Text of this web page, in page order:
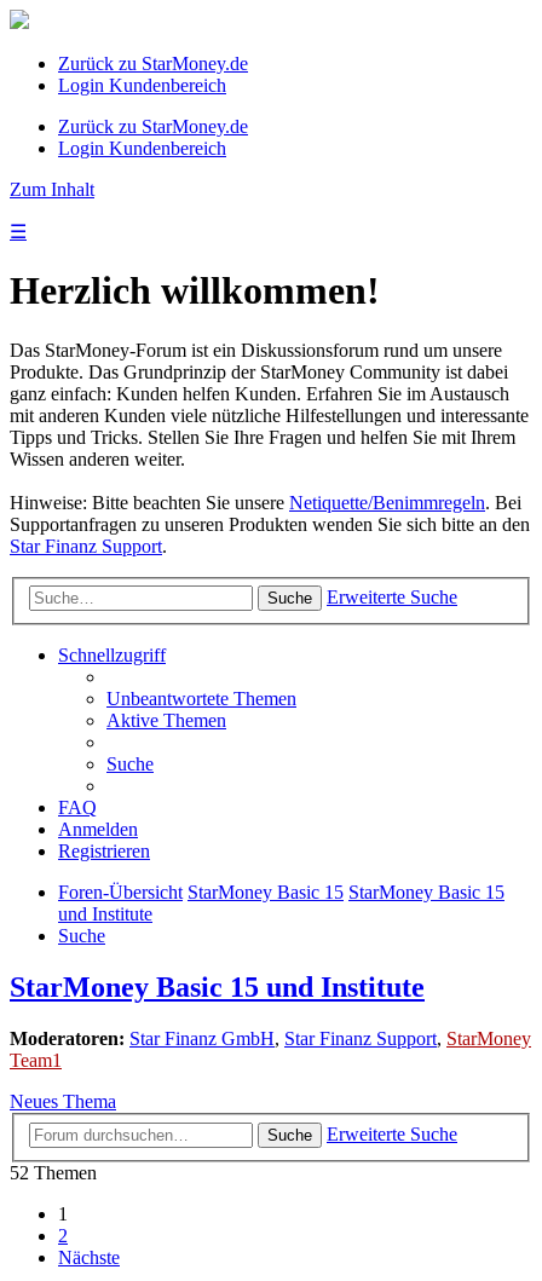
Zurück zu StarMoney.de
Login Kundenbereich
Zurück zu StarMoney.de
Login Kundenbereich
Zum Inhalt
☰
Herzlich willkommen!
Das StarMoney-Forum ist ein Diskussionsforum rund um unsere
Produkte. Das Grundprinzip der StarMoney Community ist dabei
ganz einfach: Kunden helfen Kunden. Erfahren Sie im Austausch
mit anderen Kunden viele nützliche Hilfestellungen und interessante
Tipps und Tricks. Stellen Sie Ihre Fragen und helfen Sie mit Ihrem
Wissen anderen weiter.
Hinweise: Bitte beachten Sie unsere Netiquette/Benimmregeln. Bei
Supportanfragen zu unseren Produkten wenden Sie sich bitte an den
Star Finanz Support.
Suche Erweiterte Suche
Schnellzugriff
Unbeantwortete Themen
Aktive Themen
Suche
FAQ
Anmelden
Registrieren
Foren-Übersicht StarMoney Basic 15 StarMoney Basic 15
und Institute
Suche
StarMoney Basic 15 und Institute
Moderatoren: Star Finanz GmbH, Star Finanz Support, StarMoney
Team1
Neues Thema
Suche
Erweiterte Suche
52 Themen
1
2
Nächste